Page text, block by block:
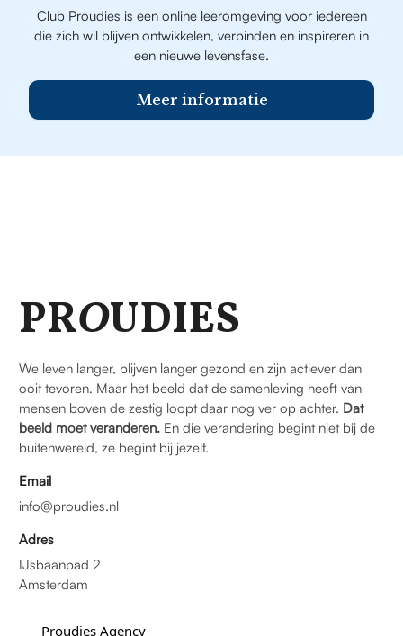
Club Proudies is een online leeromgeving voor iedereen
die zich wil blijven ontwikkelen, verbinden en inspireren in
een nieuwe levensfase.
Meer informatie
PROUDIES
We leven langer, blijven langer gezond en zijn actiever dan
ooit tevoren. Maar het beeld dat de samenleving heeft van
mensen boven de zestig loopt daar nog ver op achter. Dat
beeld moet veranderen. En die verandering begint niet bij de
buitenwereld, ze begint bij jezelf.
Email
info@proudies.nl
Adres
IJsbaanpad 2
Amsterdam
Proudies Agency